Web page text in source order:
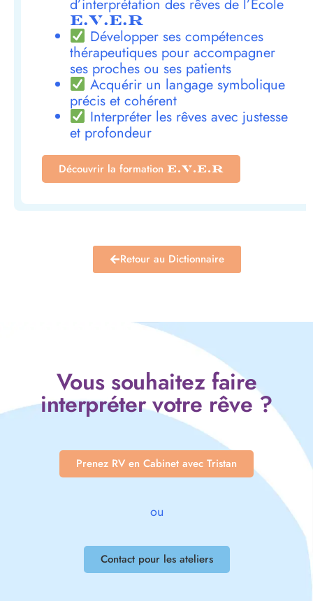
d’interprétation des rêves de l’École
E.V.E.R
Développer ses compétences
thérapeutiques pour accompagner
ses proches ou ses patients
Acquérir un langage symbolique
précis et cohérent
Interpréter les rêves avec justesse
et profondeur
Découvrir la formation E.V.E.R
Retour au Dictionnaire
Vous souhaitez faire
interpréter votre rêve ?
Prenez RV en Cabinet avec Tristan
ou
Contact pour les ateliers